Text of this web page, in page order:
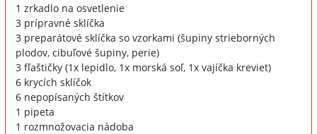
1 zrkadlo na osvetlenie
3 prípravné sklíčka
3 preparátové sklíčka so vzorkami (šupiny strieborných
plodov, cibuľové šupiny, perie)
3 fľaštičky (1x lepidlo, 1x morská soľ, 1x vajíčka kreviet)
6 krycích sklíčok
6 nepopísaných štítkov
1 pipeta
1 rozmnožovacia nádoba